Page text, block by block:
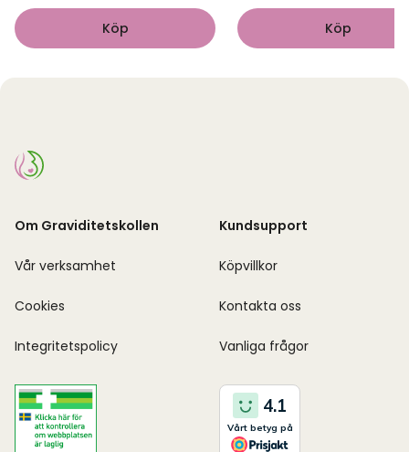
Köp Köp
Om Graviditetskollen
Vår verksamhet
Cookies
Integritetspolicy
Kundsupport
Köpvillkor
Kontakta oss
Vanliga frågor